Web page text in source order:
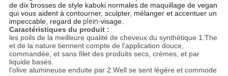
de dix brosses de style kabuki normales de maquillage de vegan
qui vous aident à contourner, sculpter, mélanger et accentuer un
impeccable, regard deplein-visage.
Caractéristiques du produit :
les poils de la meilleure qualité de cheveux du synthétique 1.The
et de la nature tiennent compte de l'application douce,
commandée, et sans filet des produits secs, crèmes, et par
liquide basés.
l'olive alumineuse enduite par 2.Well se sent légère et commode